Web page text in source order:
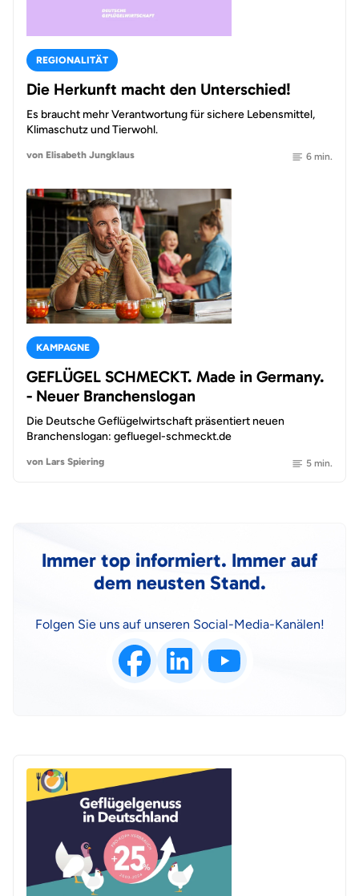
REGIONALITÄT
Die Herkunft macht den Unterschied!
Es braucht mehr Verantwortung für sichere Lebensmittel,
Klimaschutz und Tierwohl.
von Elisabeth Jungklaus 6 min.
KAMPAGNE
GEFLÜGEL SCHMECKT. Made in Germany.
- Neuer Branchenslogan
Die Deutsche Geflügelwirtschaft präsentiert neuen
Branchenslogan: gefluegel-schmeckt.de
von Lars Spiering 5 min.
Immer top informiert. Immer auf
dem neusten Stand.
Folgen Sie uns auf unseren Social-Media-Kanälen!